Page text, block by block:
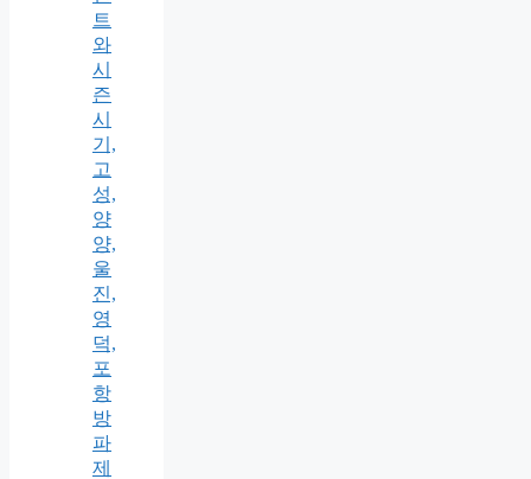
트
와
시
즌
시
기,
고
성,
양
양,
울
진,
영
덕,
포
항
방
파
제